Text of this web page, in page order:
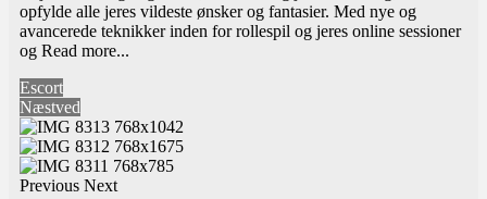
opfylde alle jeres vildeste ønsker og fantasier. Med nye og
avancerede teknikker inden for rollespil og jeres online sessioner
og Read more...
Escort
Næstved
Previous Next